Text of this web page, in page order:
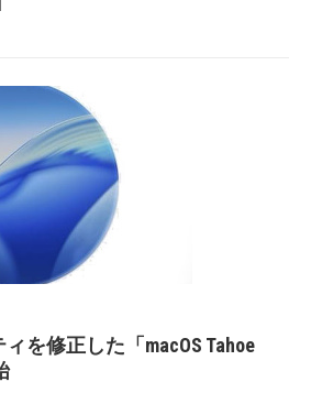
を修正した「macOS Tahoe